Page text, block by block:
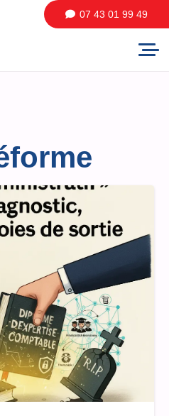
07 43 01 99 49